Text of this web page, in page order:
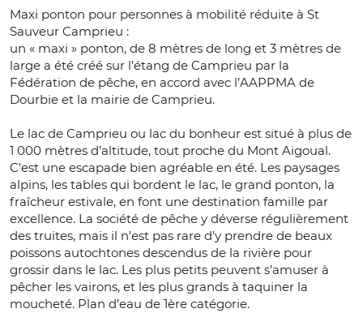
Maxi ponton pour personnes à mobilité réduite à St
Sauveur Camprieu :
un « maxi » ponton, de 8 mètres de long et 3 mètres de
large a été créé sur l’étang de Camprieu par la
Fédération de pêche, en accord avec l’AAPPMA de
Dourbie et la mairie de Camprieu.
Le lac de Camprieu ou lac du bonheur est situé à plus de
1 000 mètres d’altitude, tout proche du Mont Aigoual.
C’est une escapade bien agréable en été. Les paysages
alpins, les tables qui bordent le lac, le grand ponton, la
fraîcheur estivale, en font une destination famille par
excellence. La société de pêche y déverse régulièrement
des truites, mais il n’est pas rare d’y prendre de beaux
poissons autochtones descendus de la rivière pour
grossir dans le lac. Les plus petits peuvent s’amuser à
pêcher les vairons, et les plus grands à taquiner la
moucheté. Plan d’eau de 1ère catégorie.